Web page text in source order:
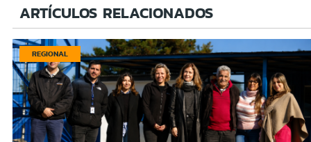
ARTÍCULOS RELACIONADOS
REGIONAL